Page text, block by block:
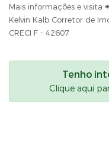
Mais informações e visita
Kelvin Kalb Corretor de
CRECI F - 42607
Tenho
Clique aqui